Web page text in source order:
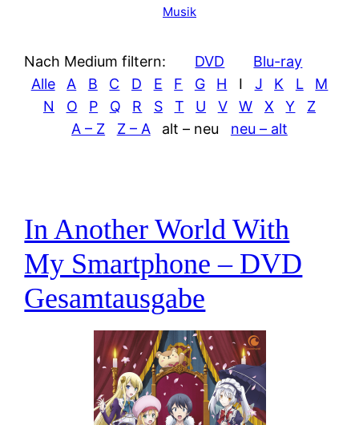
Musik
Nach Medium filtern: DVD
Blu-ray
Alle
A B C D E F G H I J K L
M
N
O P Q R S T U V W X Y
Z
A – Z
Z – A alt – neu neu – alt
In Another World With
My Smartphone – DVD
Gesamtausgabe